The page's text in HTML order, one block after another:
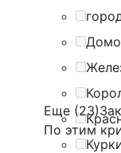
Еще (23)
По этим